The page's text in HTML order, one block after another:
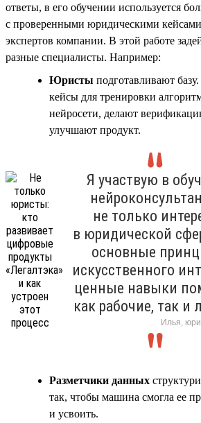
ответы, в его обучении используется
с проверенными юридическими
экспертов компании. В этой работе
разные специалисты. Например:
Юристы подготавливают
кейсы для тренировки
нейросети, делают
улучшают продукт.
Я участвую в
не только
в юридической
основные
искусственного
ценные навыки
как рабочие, так и
Илья,
Разметчики данных
так, чтобы машина смогла ее
и усвоить.